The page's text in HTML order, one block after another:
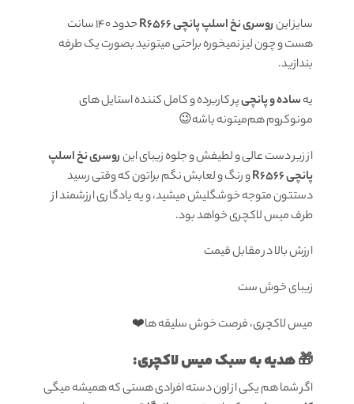
سایز اینروسری نخ اسلپ پانچی R6566
حدود ۱۴۰ سانت
هست و چون لیز نمیخوره براحتی میتونید بصورت یک طرفه
بندازید.
یهساده و پانچیپر کاربرده و کامل کننده استایل های
مونوکروم هم‌میتونه باشه😉
از زیر دست عالی و لطیفش و جلوه زیبای اینروسری نخ اسلپ
پانچی R6566
و رنگ و لعابش نگم براتون که وقتی رسید
دستتون متوجه خوشگلیش میشید، و یه یادگاری ارزشمند از
طرف میس لاکچری خواهد بود.
ارزش بالا در مقابل قیمت
زیبای خوش ست
میس لاکچری، فرصت خوش سلیقه ها❤️
🎁 هدیه به سبک میس لاکچری:
اگر شما هم یکی از اون دسته افرادی هستی که همیشه میگی